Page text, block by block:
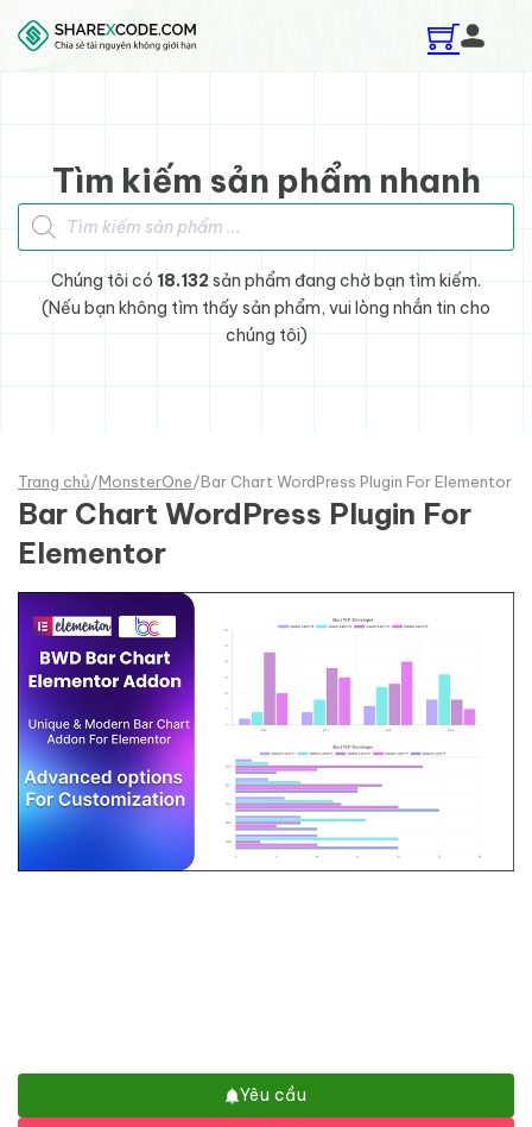
Skip to main content
Skip to footer
Tìm kiếm sản phẩm nhanh
Tìm kiếm sản phẩm
Chúng tôi có 18.132sản phẩm đang chờ bạn tìm kiếm.
(Nếu bạn không tìm thấy sản phẩm, vui lòng nhắn tin cho
chúng tôi)
Trang chủ/MonsterOne/Bar Chart WordPress Plugin For Elementor
Bar Chart WordPress Plugin For
Elementor
Yêu cầu